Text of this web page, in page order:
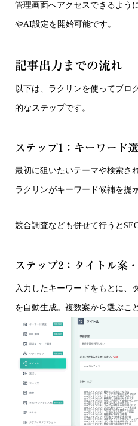
管理画面へアクセスできるよう
やAI設定を開始可能です。
記事出力までの流れ
以下は、ラクリンを使ってブロ
的なステップです。
ステップ1：キーワード
最初に狙いたいテーマや検索さ
ラクリンがキーワード候補を提
競合調査なども併せて行うと
ステップ2：タイトル案
入力したキーワードをもとに、
を自動生成。複数案から選ぶこ